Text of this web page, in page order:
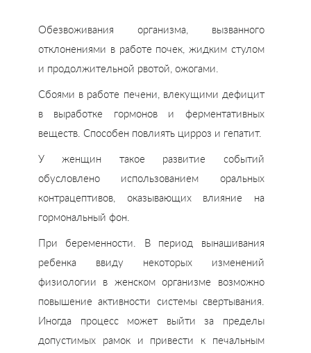
Обезвоживания организма, вызванного
отклонениями в работе почек, жидким стулом
и продолжительной рвотой, ожогами.
Сбоями в работе печени, влекущими дефицит
в выработке гормонов и ферментативных
веществ. Способен повлиять цирроз и гепатит.
У женщин такое развитие событий
обусловлено использованием оральных
контрацептивов, оказывающих влияние на
гормональный фон.
При беременности. В период вынашивания
ребенка ввиду некоторых изменений
физиологии в женском организме возможно
повышение активности системы свертывания.
Иногда процесс может выйти за пределы
допустимых рамок и привести к печальным